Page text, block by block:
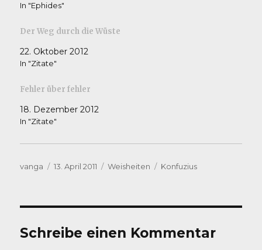
In "Ephides"
Der Weg durch die Wüste
22. Oktober 2012
In "Zitate"
Fehler über fehler
18. Dezember 2012
In "Zitate"
Autor
vanga
Veröffentlicht
13. April 2011 Kategorien
Weisheiten Schlagwörter
Konfuzius
Schreibe einen Kommentar